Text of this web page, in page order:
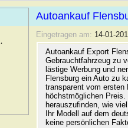
Autoankauf
Eingetragen am: 14-01-
Autoankauf Export
Gebrauchtfahrzeug zu
lästige Werbung und
Flensburg ein Auto zu
transparent vom ersten
höchstmöglichen
herauszufinden, wie
Ihr Modell auf dem
keine persönlichen